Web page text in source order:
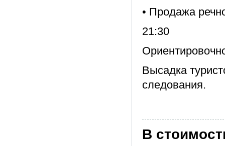
• Продажа
21:30
Высадка
следования.
В